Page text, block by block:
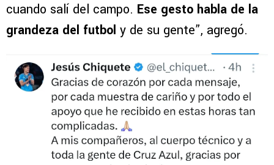
cuando salí del campo. Ese gesto habla de la
grandeza del futbol y de su gente”, agregó.